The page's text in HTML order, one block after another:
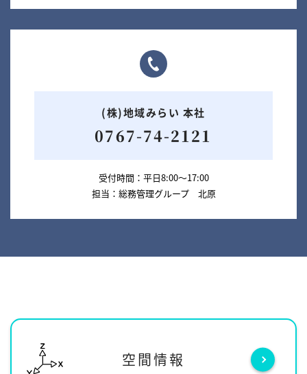
(株)地域みらい 本社
0767-74-2121
受付時間
平日8:00～17:00
担当
総務管理グループ 北原
空間情報